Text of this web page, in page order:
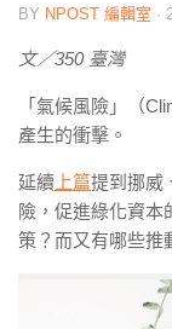
BY NPOST 編輯室 ·
文／350 臺灣
「氣候風險」（
產生的衝擊。
延續 上篇提到挪威
險，促進綠化資本
策？而又有哪些推